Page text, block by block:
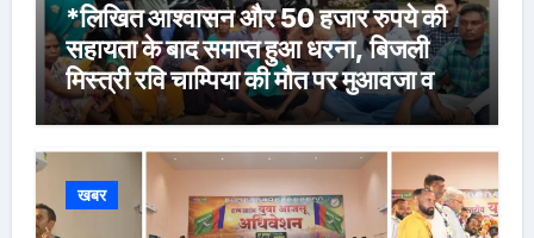
*लिखित आश्वासन और 50 हजार रुपये की
सहायता के बाद समाप्त हुआ धरना, बिजली
मिस्त्री रवि चाम्पिया की मौत पर मुआवजा व
नौकरी की मांग*
खबर